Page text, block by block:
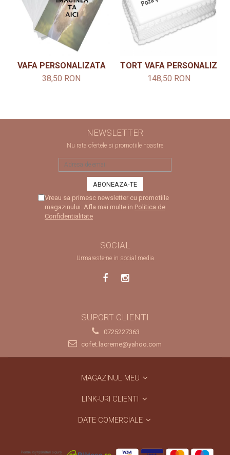
VAFA PERSONALIZATA
38,50 RON
TORT VAFA PERSONALIZAT
148,50 RON
NEWSLETTER
Nu rata ofertele si promotiile noastre
Vreau sa primesc newsletter cu promotiile
magazinului. Afla mai multe in Politica de
Confidentialitate
SOCIAL
Urmareste-ne in social media
SUPORT CLIENTI
0725227363
cofet.lacreme@yahoo.com
MAGAZINUL MEU
LINK-URI CLIENTI
DATE COMERCIALE